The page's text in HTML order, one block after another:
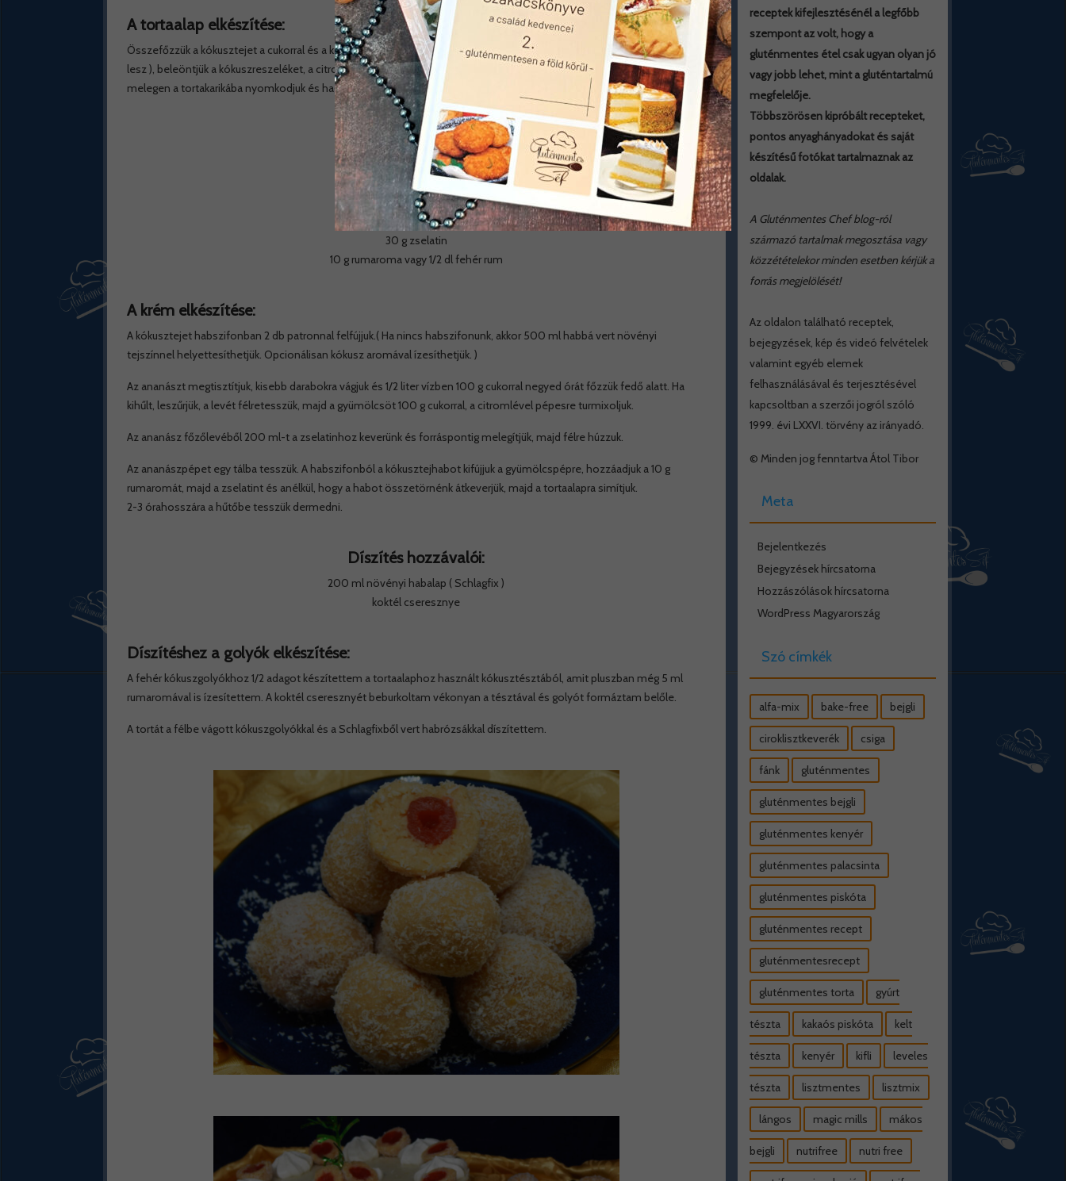
A tortaalap elkészítése:
Összefőzzük a kókusztejet a cukorral és a keményítővel. Ha besűrűsödött ( pudingnál sűrűbb, ragacsos-nyúlós massza
lesz ), beleöntjük a kókuszreszeléket, a citrom- és a narancs héját, majd alaposan elkeverjük. Lehúzzuk a tűzről és még
melegen a tortakarikába nyomkodjuk és hagyjuk kihűlni.
A krém hozzávalói:
1 kg friss ananász
450 ml konzerv kókusztej
100 + 100 g cukor
1 citrom leve
30 g zselatin
10 g rumaroma vagy 1/2 dl fehér rum
A krém elkészítése:
A kókusztejet habszifonban 2 db patronnal felfújjuk.( Ha nincs habszifonunk, akkor 500 ml habbá vert növényi
tejszínnel helyettesíthetjük. Opcionálisan kókusz aromával ízesíthetjük. )
Az ananászt megtisztítjuk, kisebb darabokra vágjuk és 1/2 liter vízben 100 g cukorral negyed órát főzzük fedő alatt. Ha
kihűlt, leszűrjük, a levét félretesszük, majd a gyümölcsöt 100 g cukorral, a citromlével pépesre turmixoljuk.
Az ananász főzőlevéből 200 ml-t a zselatinhoz keverünk és forráspontig melegítjük, majd félre húzzuk.
Az ananászpépet egy tálba tesszük. A habszifonból a kókusztejhabot kifújjuk a gyümölcspépre, hozzáadjuk a 10 g
rumaromát, majd a zselatint és anélkül, hogy a habot összetörnénk átkeverjük, majd a tortaalapra simítjuk.
2-3 órahosszára a hűtőbe tesszük dermedni.
Díszítés hozzávalói:
200 ml növényi habalap ( Schlagfix )
koktél cseresznye
Díszítéshez a golyók elkészítése:
A fehér kókuszgolyókhoz 1/2 adagot készítettem a tortaalaphoz használt kókusztésztából, amit pluszban még 5 ml
rumaromával is ízesítettem. A koktél cseresznyét beburkoltam vékonyan a tésztával és golyót formáztam belőle.
A tortát a félbe vágott kókuszgolyókkal és a Schlagfixből vert habrózsákkal díszítettem.
receptek kifejlesztésénél a legfőbb
szempont az volt, hogy a
gluténmentes étel csak ugyan olyan jó
vagy jobb lehet, mint a gluténtartalmú
megfelelője.
Többszörösen kipróbált recepteket,
pontos anyaghányadokat és saját
készítésű fotókat tartalmaznak az
oldalak.
A Gluténmentes Chef blog-ról
származó tartalmak megosztása vagy
közzétételekor minden esetben kérjük a
forrás megjelölését!
Az oldalon található receptek,
bejegyzések, kép és videó felvételek
valamint egyéb elemek
felhasználásával és terjesztésével
kapcsoltban a szerzői jogról szóló
1999. évi LXXVI. törvény az irányadó.
© Minden jog fenntartva Átol Tibor
Meta
Bejelentkezés
Bejegyzések hírcsatorna
Hozzászólások hírcsatorna
WordPress Magyarország
Szó címkék
alfa-mix bake-free bejgli
ciroklisztkeverék csiga
fánk gluténmentes
gluténmentes bejgli
gluténmentes kenyér
gluténmentes palacsinta
gluténmentes piskóta
gluténmentes recept
gluténmentesrecept
gluténmentes torta gyúrt
tészta kakaós piskóta kelt
tészta kenyér kifli leveles
tészta lisztmentes lisztmix
lángos magic mills mákos
bejgli nutrifree nutri free